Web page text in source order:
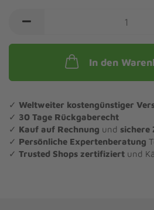
In den
✓ Weltweiter kostengünstiger
✓ 30 Tage Rückgaberecht
✓ Kauf auf Rechnung und sichere
✓ Persönliche Expertenberatung
✓ Trusted Shops zertifiziert und